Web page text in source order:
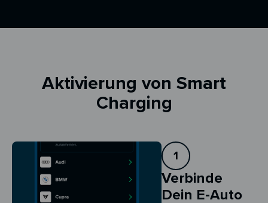
Aktivierung von Smart
Charging
1
Verbinde
Dein E-Auto